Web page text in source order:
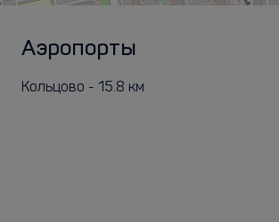
Аэропорты
Кольцово - 15.8 км